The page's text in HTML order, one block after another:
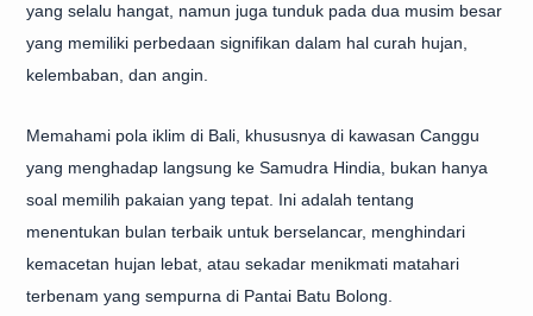
yang selalu hangat, namun juga tunduk pada dua musim besar
yang memiliki perbedaan signifikan dalam hal curah hujan,
kelembaban, dan angin.
Memahami pola iklim di Bali, khususnya di kawasan Canggu
yang menghadap langsung ke Samudra Hindia, bukan hanya
soal memilih pakaian yang tepat. Ini adalah tentang
menentukan bulan terbaik untuk berselancar, menghindari
kemacetan hujan lebat, atau sekadar menikmati matahari
terbenam yang sempurna di Pantai Batu Bolong.